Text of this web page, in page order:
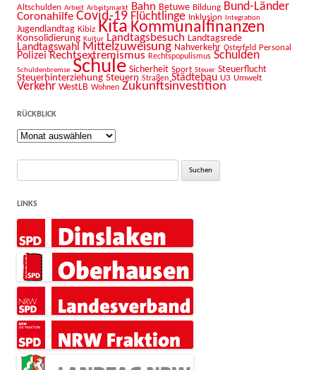
Altschulden Arbeit Arbeitsmarkt Bahn Betuwe Bildung Bund-Länder
Coronahilfe Covid-19 Flüchtlinge Inklusion Integration
Jugendlandtag Kibiz Kita Kommunalfinanzen
Konsolidierung Kultur Landtagsbesuch Landtagsrede
Landtagswahl Mittelzuweisung Nahverkehr Osterfeld Personal
Polizei Rechtsextremismus Rechtspopulismus Schulden
Schuldenbremse Schule Sicherheit Sport Steuer Steuerflucht
Steuerhinterziehung Steuern Straßen Städtebau U3 Umwelt
Verkehr WestLB Wohnen Zukunftsinvestition
RÜCKBLICK
Rückblick
LINKS